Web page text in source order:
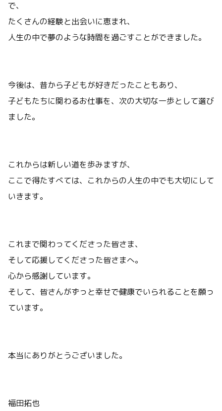
で、
たくさんの経験と出会いに恵まれ、
人生の中で夢のような時間を過ごすことができました。
今後は、昔から子どもが好きだったこともあり、
子どもたちに関わるお仕事を、次の大切な一歩として選び
ました。
これからは新しい道を歩みますが、
ここで得たすべては、これからの人生の中でも大切にして
いきます。
これまで関わってくださった皆さま、
そして応援してくださった皆さまへ。
心から感謝しています。
そして、皆さんがずっと幸せで健康でいられることを願っ
ています。
本当にありがとうございました。
福田拓也